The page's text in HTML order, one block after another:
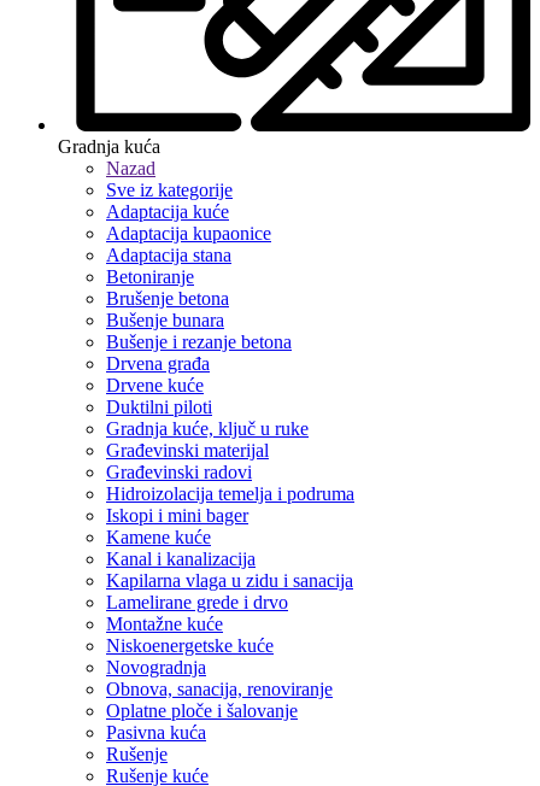
Gradnja kuća
Nazad
Sve iz kategorije
Adaptacija kuće
Adaptacija kupaonice
Adaptacija stana
Betoniranje
Brušenje betona
Bušenje bunara
Bušenje i rezanje betona
Drvena građa
Drvene kuće
Duktilni piloti
Gradnja kuće, ključ u ruke
Građevinski materijal
Građevinski radovi
Hidroizolacija temelja i podruma
Iskopi i mini bager
Kamene kuće
Kanal i kanalizacija
Kapilarna vlaga u zidu i sanacija
Lamelirane grede i drvo
Montažne kuće
Niskoenergetske kuće
Novogradnja
Obnova, sanacija, renoviranje
Oplatne ploče i šalovanje
Pasivna kuća
Rušenje
Rušenje kuće